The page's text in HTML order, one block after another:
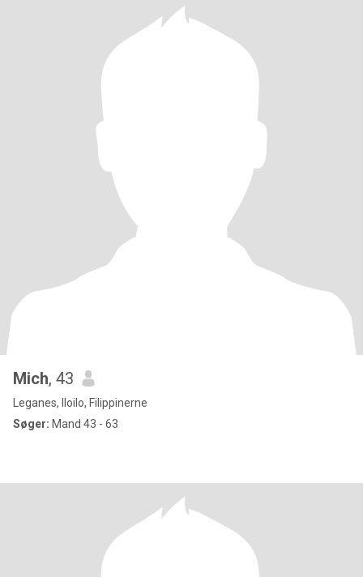
Mich, 43
Leganes, Iloilo, Filippinerne
Søger: Mand 43 - 63